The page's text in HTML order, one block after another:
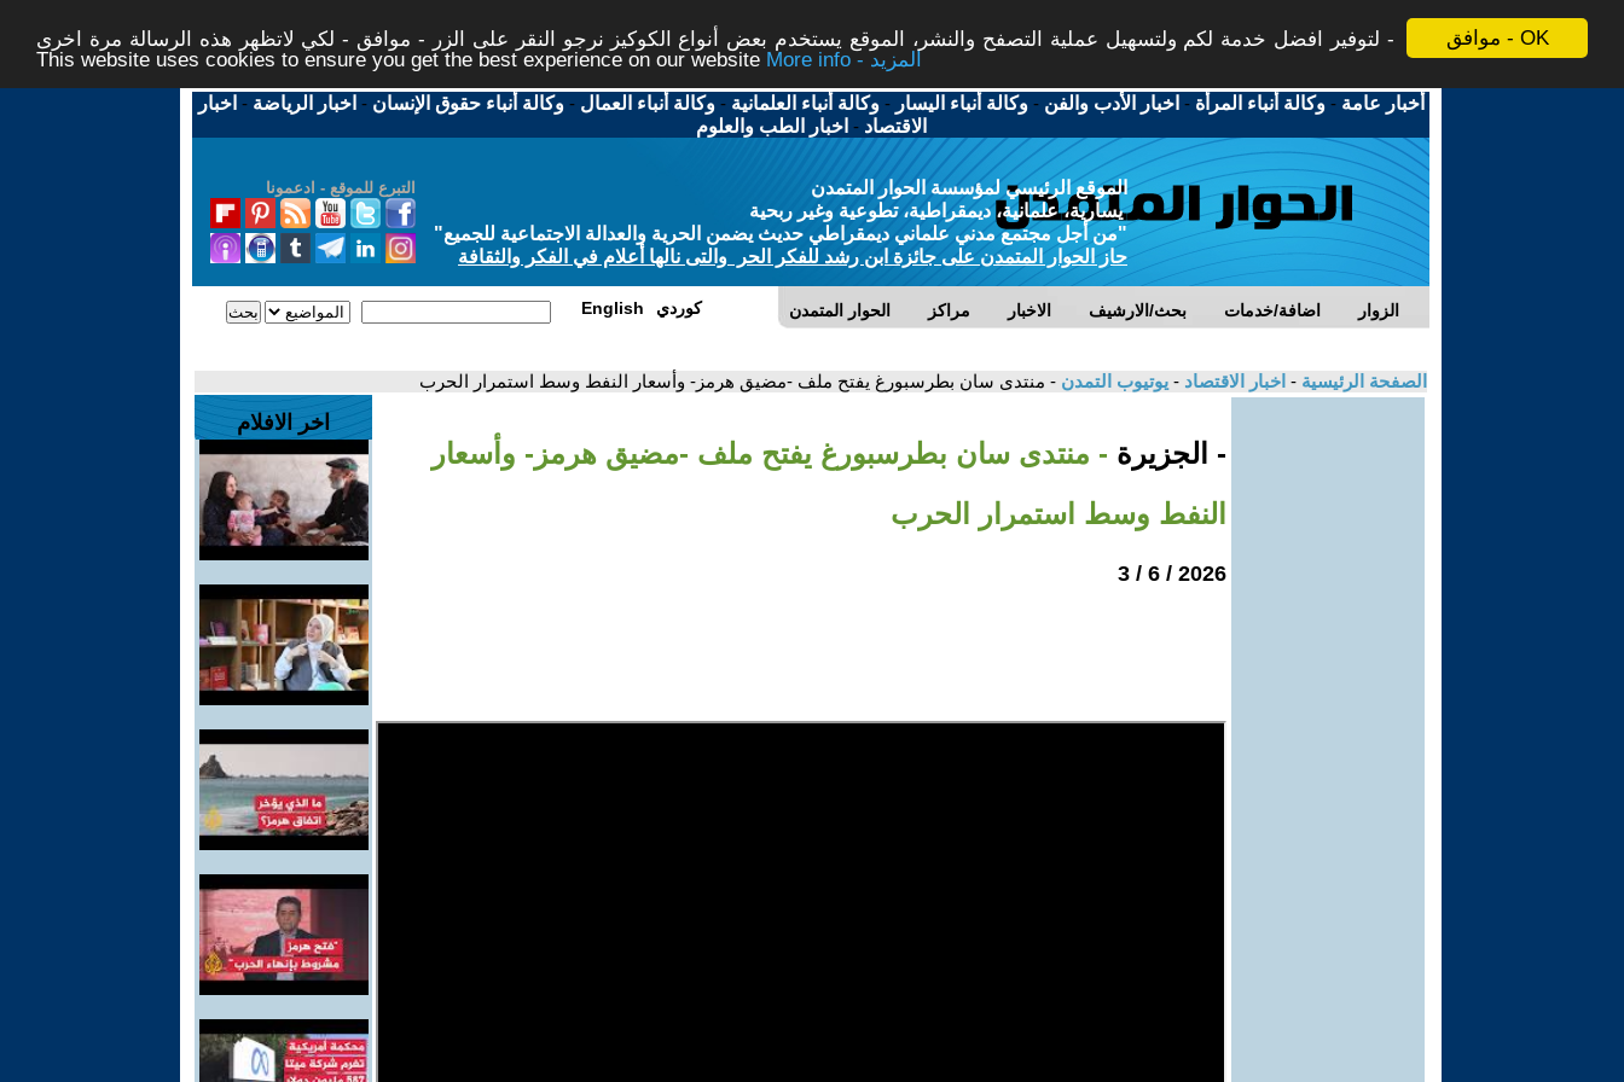
موافق - OK
لتوفير افضل خدمة لكم ولتسهيل عملية التصفح والنشر، الموقع يستخدم بعض أنواع الكوكيز نرجو النقر على الزر - موافق - لكي لاتظهر هذه الرسالة مرة اخرى -
This website uses cookies to ensure you get the best experience on our website
More info - المزيد
أخبار عامة -وكالة أنباء المرأة - اخبار الأدب والفن -وكالة أنباء اليسار -وكالة أنباء العلمانية -وكالة أنباء العمال -وكالة أنباء حقوق الإنسان - اخبار الرياضة - اخبار
الاقتصاد - اخبار الطب والعلوم
التبرع للموقع - ادعمونا
الموقع الرئيسي لمؤسسة الحوار المتمدن
يسارية، علمانية، ديمقراطية، تطوعية وغير ربحية
"من أجل مجتمع مدني علماني ديمقراطي حديث يضمن الحرية والعدالة الاجتماعية للجميع"
حاز الحوار المتمدن على جائزة ابن رشد للفكر الحر والتى نالها أعلام في الفكر والثقافة
الحوار المتمدن مراكز الاخبار بحث/الارشيف اضافة/خدمات الزوار English كوردي
الصفحة الرئيسية - اخبار الاقتصاد - يوتيوب التمدن - منتدى سان بطرسبورغ يفتح ملف -مضيق هرمز- وأسعار النفط وسط استمرار الحرب
- الجزيرة - منتدى سان بطرسبورغ يفتح ملف -مضيق هرمز- وأسعار
النفط وسط استمرار الحرب
2026 / 6 / 3
اخر الافلام